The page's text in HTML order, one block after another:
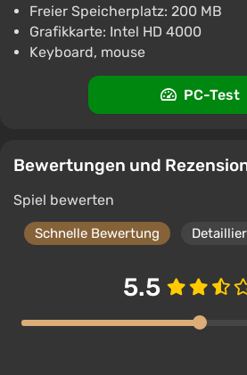
Freier Speicherplatz: 200 MB
Grafikkarte: Intel HD 4000
Keyboard, mouse
PC-Test
Bewertungen und
Spiel bewerten
Schnelle Bewertung
5.5